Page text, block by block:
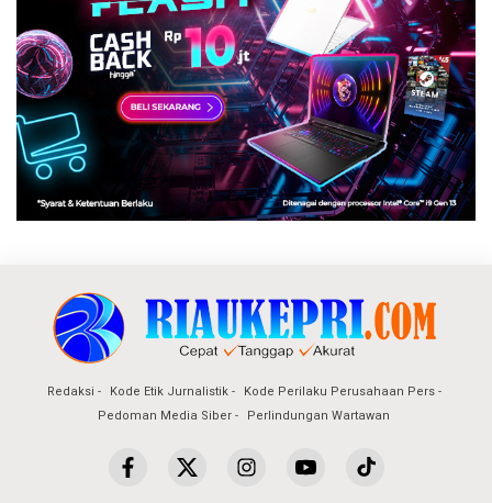
Redaksi Kode Etik Jurnalistik
Kode Perilaku Perusahaan Pers
Pedoman Media Siber
Perlindungan Wartawan